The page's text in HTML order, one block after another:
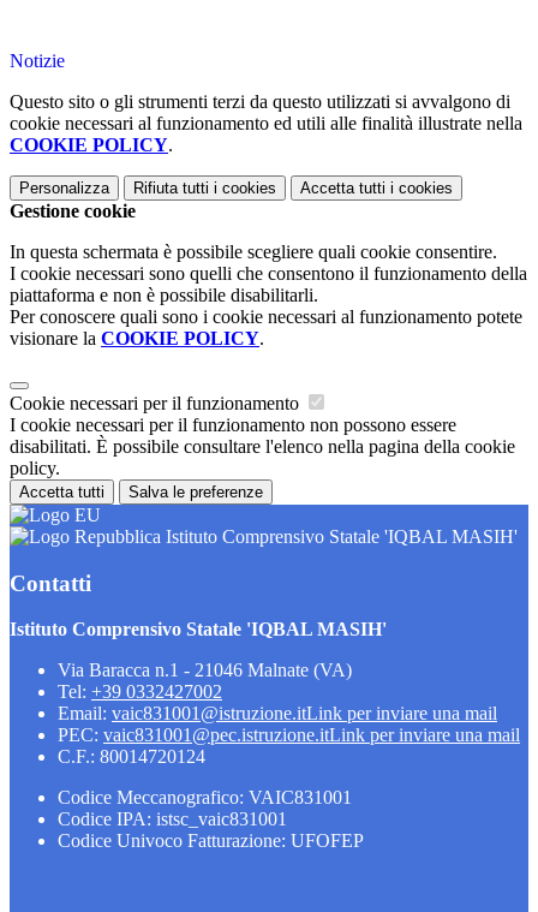
Notizie
Questo sito o gli strumenti terzi da questo utilizzati si avvalgono di
cookie necessari al funzionamento ed utili alle finalità illustrate nella
COOKIE POLICY.
Personalizza Rifiuta tutti i cookies Accetta tutti i cookies
Gestione cookie
In questa schermata è possibile scegliere quali cookie consentire.
I cookie necessari sono quelli che consentono il funzionamento della
piattaforma e non è possibile disabilitarli.
Per conoscere quali sono i cookie necessari al funzionamento potete
visionare la COOKIE POLICY.
Cookie necessari per il funzionamento
I cookie necessari per il funzionamento non possono essere
disabilitati. È possibile consultare l'elenco nella pagina della cookie
policy.
Accetta tutti Salva le preferenze
Istituto Comprensivo Statale 'IQBAL MASIH'
Contatti
Istituto Comprensivo Statale 'IQBAL MASIH'
Via Baracca n.1 - 21046 Malnate (VA)
Tel: +39 0332427002
Email: vaic831001@istruzione.itLink per inviare una mail
PEC: vaic831001@pec.istruzione.itLink per inviare una mail
C.F.: 80014720124
Codice Meccanografico: VAIC831001
Codice IPA: istsc_vaic831001
Codice Univoco Fatturazione: UFOFEP